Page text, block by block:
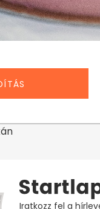
Iratkozz fel a